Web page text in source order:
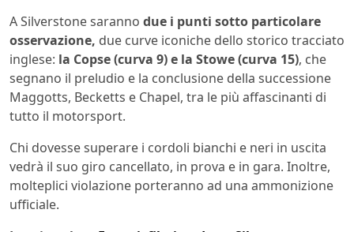
A Silverstone saranno due i punti sotto particolare
osservazione, due curve iconiche dello storico tracciato
inglese: la Copse (curva 9) e la Stowe (curva 15), che
segnano il preludio e la conclusione della successione
Maggotts, Becketts e Chapel, tra le più affascinanti di
tutto il motorsport.
Chi dovesse superare i cordoli bianchi e neri in uscita
vedrà il suo giro cancellato, in prova e in gara. Inoltre,
molteplici violazione porteranno ad una ammonizione
ufficiale.